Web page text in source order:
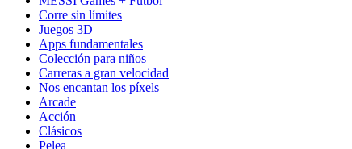
Corre sin límites
Juegos 3D
Apps fundamentales
Colección para niños
Carreras a gran velocidad
Nos encantan los píxels
Arcade
Acción
Clásicos
Pelea